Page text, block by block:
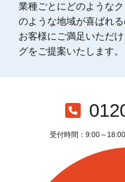
業種ごとにどのような
のような地域が喜ばれ
お客様にご満足いただ
グをご提案いたします。
受付時間：9:00～